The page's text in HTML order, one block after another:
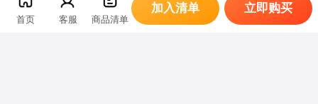
首页 客服 商品清单
加入清单 立即购买